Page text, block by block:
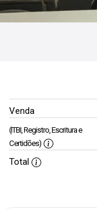
Venda
(ITBI, Registro, Escritura e
Certidões)
Total